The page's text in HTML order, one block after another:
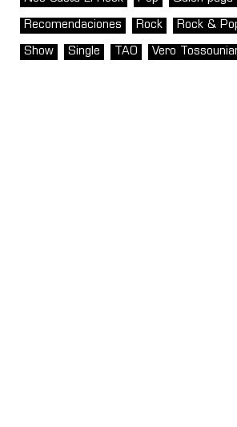
Recomendaciones Rock Rock &
Show Single TAO Vero